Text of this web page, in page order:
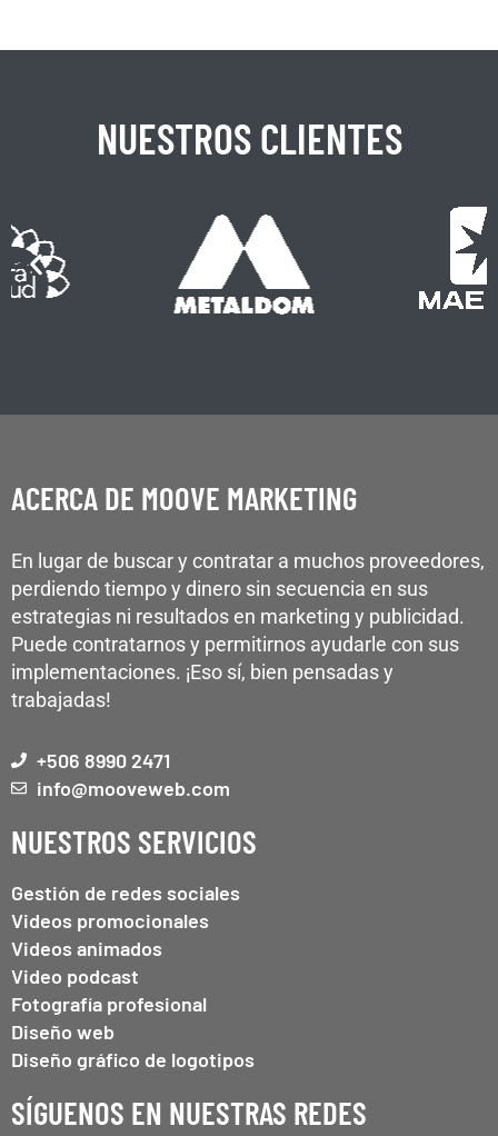
NUESTROS CLIENTES
ACERCA DE MOOVE MARKETING
En lugar de buscar y contratar a muchos proveedores,
perdiendo tiempo y dinero sin secuencia en sus
estrategias ni resultados en marketing y publicidad.
Puede contratarnos y permitirnos ayudarle con sus
implementaciones. ¡Eso sí, bien pensadas y
trabajadas!
+506 8990 2471
info@mooveweb.com
NUESTROS SERVICIOS
Gestión de redes sociales
Videos promocionales
Videos animados
Video podcast
Fotografía profesional
Diseño web
Diseño gráfico de logotipos
SÍGUENOS EN NUESTRAS REDES